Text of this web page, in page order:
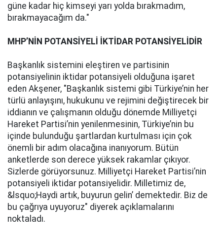
güne kadar hiç kimseyi yarı yolda bırakmadım,
bırakmayacağım da."
MHP’NİN POTANSİYELİ İKTİDAR POTANSİYELİDİR
Başkanlık sistemini eleştiren ve partisinin
potansiyelinin iktidar potansiyeli olduğuna işaret
eden Akşener, "Başkanlık sistemi gibi Türkiye’nin her
türlü anlayışını, hukukunu ve rejimini değiştirecek bir
iddianın ve çalışmanın olduğu dönemde Milliyetçi
Hareket Partisi’nin yenilenmesinin, Türkiye’nin bu
içinde bulunduğu şartlardan kurtulması için çok
önemli bir adım olacağına inanıyorum. Bütün
anketlerde son derece yüksek rakamlar çıkıyor.
Sizlerde görüyorsunuz. Milliyetçi Hareket Partisi’nin
potansiyeli iktidar potansiyelidir. Milletimiz de,
&lsquo;Haydi artık, buyurun gelin’ demektedir. Biz de
bu çağrıya uyuyoruz" diyerek açıklamalarını
noktaladı.